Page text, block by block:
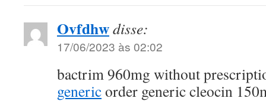
Ovfdhwdisse:
17/06/2023 às 02:02
bactrim 960mg without
genericorder generic cleocin